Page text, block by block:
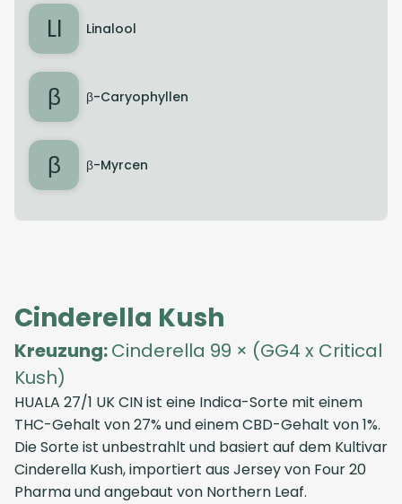
LI Linalool
β β-Caryophyllen
β β-Myrcen
Cinderella Kush
Kreuzung:Cinderella 99 × (GG4 x Critical
Kush)
HUALA 27/1 UK CINist eine Indica-Sorte mit einem
THC-Gehalt von 27% und einem CBD-Gehalt von 1%.
Die Sorte ist unbestrahlt und basiert auf dem Kultivar
Cinderella Kush, importiert aus Jerseyvon Four 20
Pharmaund angebaut von Northern Leaf.